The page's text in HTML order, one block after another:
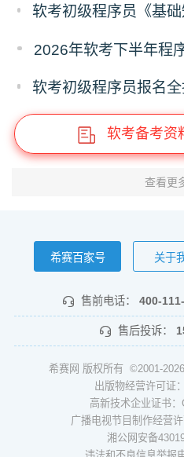
软考备考资
查看更
希赛百家号 关于
售前电话： 400-
售后投诉：
希赛网 版权所有 ©2001-
出版物经营许可证
高新技术企业证书
广播电视节目制作经营
湘公网安备